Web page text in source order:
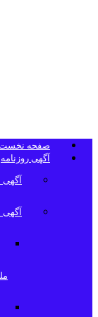
صفحه
آگهی روزنامه
آگهی